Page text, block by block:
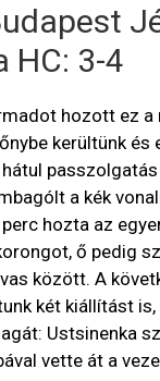
HC: 3-4
hozott ez a
kerültünk és
a kék
hozta az
ő pedig
között. A
két kiállítást is,
Ustsinenka
vette át a